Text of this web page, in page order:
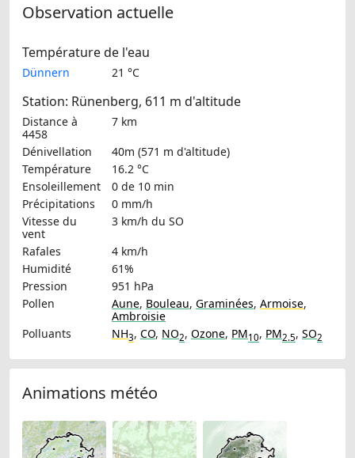
Observation actuelle
Température de l'eau
Dünnern 21 °C
Station: Rünenberg, 611 m d'altitude
Distance à
4458
7 km
Dénivellation
40m (571 m d'altitude)
Température
16.2 °C
Ensoleillement
0 de 10 min
Précipitations
0 mm/h
Vitesse du
vent
3 km/h du SO
Rafales
4 km/h
Humidité
61%
Pression
951 hPa
Pollen
Aune, Bouleau, Graminées, Armoise,
Ambroisie
Polluants
NH3, CO, NO2, Ozone, PM10, PM2.5, SO2
Animations météo